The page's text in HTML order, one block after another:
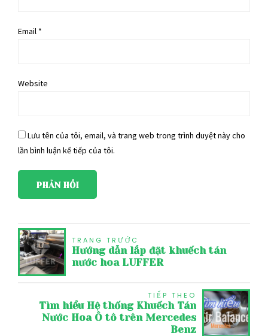
Email *
Website
Lưu tên của tôi, email, và trang web trong trình duyệt này cho
lần bình luận kế tiếp của tôi.
PHẢN HỒI
TRANG TRƯỚC
Hướng dẫn lắp đặt khuếch tán
nước hoa LUFFER
TIẾP THEO
Tìm hiểu Hệ thống Khuếch Tán
Nước Hoa Ô tô trên Mercedes
Benz